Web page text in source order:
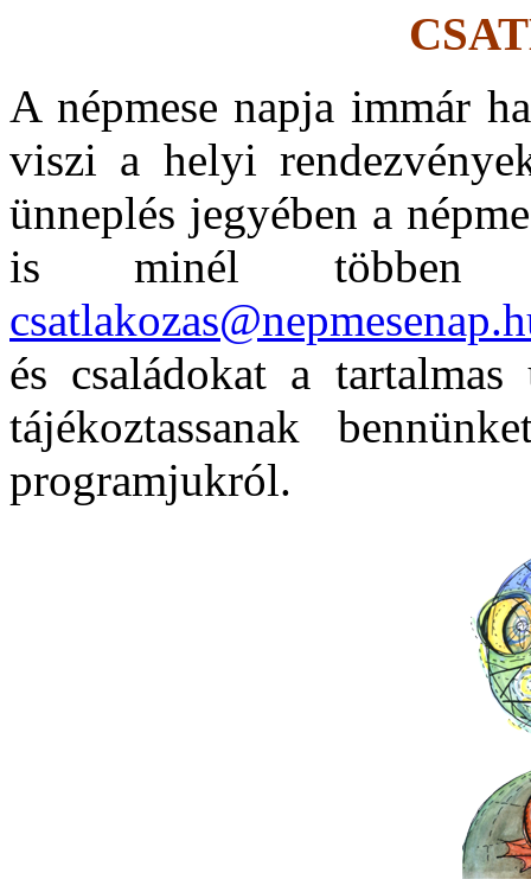
A népmese napja immár
viszi a helyi
ünneplés jegyében a
is minél többen
és családokat a
tájékoztassanak
programjukról.